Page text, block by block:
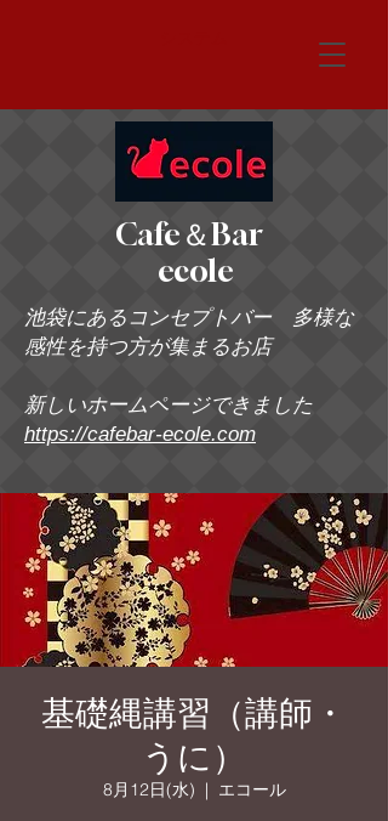
Cafe＆Bar
ecole
池袋にあるコンセプトバー 多様な
感性を持つ方が集まるお店
新しいホームページできました
https://cafebar-ecole.com
基礎縄講習（講師・
うに）
8月12日(水)
  |
エコール